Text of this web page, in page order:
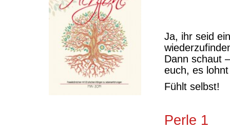
Ja, ihr seid
Dann schaut
euch, es
Fühlt selbst!
Perle 1